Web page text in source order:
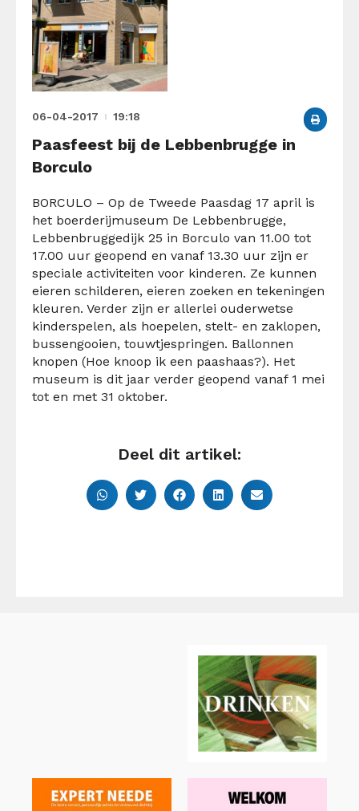
06-04-2017 19:18
Paasfeest bij de Lebbenbrugge in
Borculo
BORCULO – Op de Tweede Paasdag 17 april is
het boerderijmuseum De Lebbenbrugge,
Lebbenbruggedijk 25 in Borculo van 11.00 tot
17.00 uur geopend en vanaf 13.30 uur zijn er
speciale activiteiten voor kinderen. Ze kunnen
eieren schilderen, eieren zoeken en tekeningen
kleuren. Verder zijn er allerlei ouderwetse
kinderspelen, als hoepelen, stelt- en zaklopen,
bussengooien, touwtjespringen. Ballonnen
knopen (Hoe knoop ik een paashaas?). Het
museum is dit jaar verder geopend vanaf 1 mei
tot en met 31 oktober.
Deel dit artikel: